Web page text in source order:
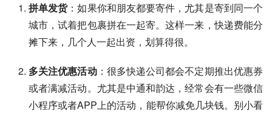
拼单发货：如果你和朋友都要寄件，尤其是寄到同一个
城市，试着把包裹拼在一起寄。这样一来，快递费能分
摊下来，几个人一起出资，划算得很。
多关注优惠活动：很多快递公司都会不定期推出优惠券
或者满减活动。尤其是中通和韵达，经常会有一些微信
小程序或者APP上的活动，能帮你减免几块钱。别小看